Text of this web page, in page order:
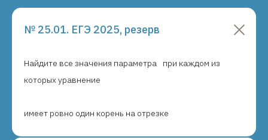
№ 25.01. ЕГЭ 2025, резерв
Найдите все значения параметра
при каждом из
которых уравнение
имеет ровно один корень на отрезке